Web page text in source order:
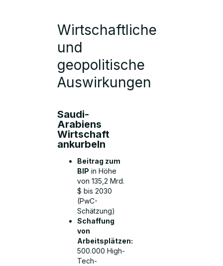
Wirtschaftliche
und
geopolitische
Auswirkungen
Saudi-
Arabiens
Wirtschaft
ankurbeln
Beitrag zum
BIP in Höhe
von 135,2 Mrd.
$ bis 2030
(PwC-
Schätzung)
Schaffung
von
Arbeitsplätzen:
500.000 High-
Tech-